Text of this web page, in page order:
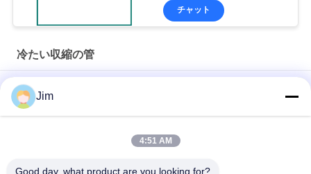
チャット
冷たい収縮の管
電力エンジニアリング向けの高性能常温収縮結線
耐紫外線性、耐オゾン性、4 倍拡張 - シリコーン常温収縮チュ
Jim
4:51 AM
Good day, what product are you looking for?